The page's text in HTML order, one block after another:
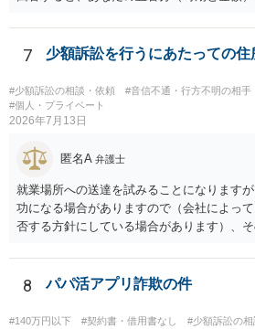
ん。当該チケットがチケット転売防止法に
法的には「当事者の合理的意思」がどこに
ても回答は異なるかもしれません。
と、もし異議申立てがなされる可能性が高
（通常訴訟へ移行する日数分空転する）に
に相手方が遠方である場合は）対応が面倒な
手方の主張については、和解で減額を考慮
お、残念ながら、「連絡も返ってこず、返
せん。
7 少額訴訟を行うにあたっての住
#少額訴訟の相談・依頼 #音信不通・行方不明の相手
#個人・プライベート
2026年7月13日
匿名A 弁護士
就業場所への送達を試みることになります
功になる場合がありますので（会社によっ
否する方針にしている場合があります）、
8 パパ活アプリ詐欺の件
#140万円以下 #契約書・借用書なし
#少額訴訟の相